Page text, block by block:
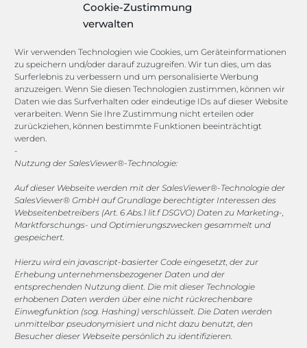
Cookie-Zustimmung
verwalten
Wir verwenden Technologien wie Cookies, um Geräteinformationen
zu speichern und/oder darauf zuzugreifen. Wir tun dies, um das
Surferlebnis zu verbessern und um personalisierte Werbung
anzuzeigen. Wenn Sie diesen Technologien zustimmen, können wir
Daten wie das Surfverhalten oder eindeutige IDs auf dieser Website
verarbeiten. Wenn Sie Ihre Zustimmung nicht erteilen oder
zurückziehen, können bestimmte Funktionen beeinträchtigt
werden.
-
Nutzung der SalesViewer®-Technologie:
Auf dieser Webseite werden mit der SalesViewer®-Technologie der
SalesViewer® GmbH auf Grundlage berechtigter Interessen des
Webseitenbetreibers (Art. 6 Abs.1 lit.f DSGVO) Daten zu Marketing-,
Marktforschungs- und Optimierungszwecken gesammelt und
gespeichert.
Hierzu wird ein javascript-basierter Code eingesetzt, der zur
Erhebung unternehmensbezogener Daten und der
entsprechenden Nutzung dient. Die mit dieser Technologie
erhobenen Daten werden über eine nicht rückrechenbare
Einwegfunktion (sog. Hashing) verschlüsselt. Die Daten werden
unmittelbar pseudonymisiert und nicht dazu benutzt, den
Besucher dieser Webseite persönlich zu identifizieren.
Target Group Fitting
Licence Manager
Lexicon
Channels
vertrieb@megasoft.de
+49 2173 265 06 0
Mo. - Do. 08:00 - 17:00 Uhr
Fr. 08:00 - 15:00 Uhr
Sponsoring
1. FC Monheim